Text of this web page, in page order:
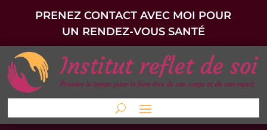
PRENEZ CONTACT AVEC MOI POUR
UN RENDEZ-VOUS SANTÉ